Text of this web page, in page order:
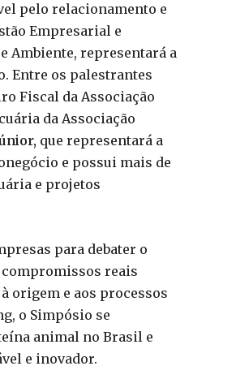
pelo relacionamento e
Empresarial e
Ambiente, representará a
Entre os palestrantes
Fiscal da Associação
da Associação
que representará a
e possui mais de
e projetos
para debater o
compromissos reais
origem e aos processos
o Simpósio se
animal no Brasil e
e inovador.